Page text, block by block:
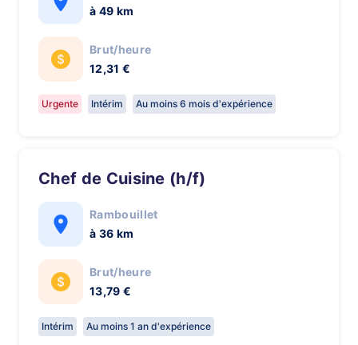
à 49 km
Brut/heure
12,31 €
Urgente Intérim Au moins 6 mois d'expérience
Chef de Cuisine (h/f)
Rambouillet
à 36 km
Brut/heure
13,79 €
Intérim Au moins 1 an d'expérience